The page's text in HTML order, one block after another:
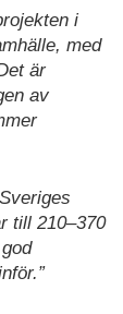
i
med
är
av
till 210–370